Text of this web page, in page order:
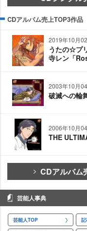
CDアルバム売上TOP3作品
2019年10月
うたの☆プ
寺レン「
2003年10月
破滅への輪
2006年10月
THE
CDアルバム
芸能人事典
芸能人TOP